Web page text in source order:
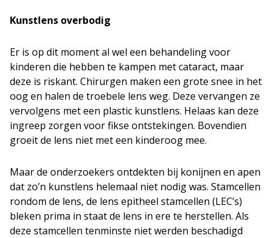
Kunstlens overbodig
Er is op dit moment al wel een behandeling voor
kinderen die hebben te kampen met cataract, maar
deze is riskant. Chirurgen maken een grote snee in het
oog en halen de troebele lens weg. Deze vervangen ze
vervolgens met een plastic kunstlens. Helaas kan deze
ingreep zorgen voor fikse ontstekingen. Bovendien
groeit de lens niet met een kinderoog mee.
Maar de onderzoekers ontdekten bij konijnen en apen
dat zo’n kunstlens helemaal niet nodig was. Stamcellen
rondom de lens, de lens epitheel stamcellen (LEC’s)
bleken prima in staat de lens in ere te herstellen. Als
deze stamcellen tenminste niet werden beschadigd